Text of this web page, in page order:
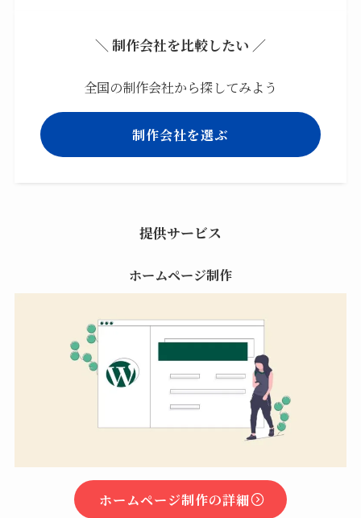
＼ 制作会社を比較したい ／
全国の制作会社から探してみよう
制作会社を選ぶ
提供サービス
ホームページ制作
ホームページ制作の詳細